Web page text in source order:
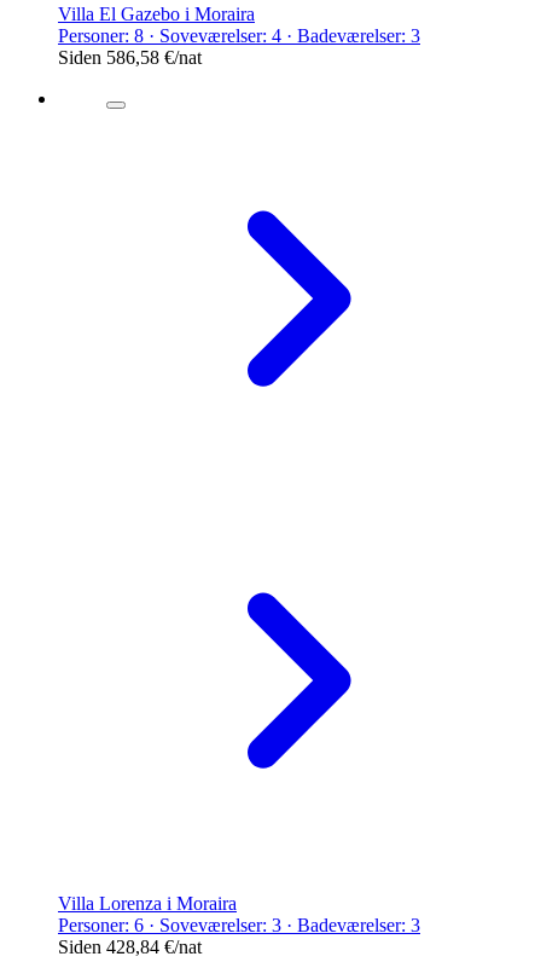
Villa El Gazebo i Moraira
Personer: 8 · Soveværelser: 4 · Badeværelser: 3
Siden 586,58 €/nat
Villa Lorenza i Moraira
Personer: 6 · Soveværelser: 3 · Badeværelser: 3
Siden 428,84 €/nat